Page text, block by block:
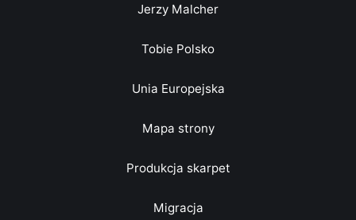
Jerzy Malcher
Tobie Polsko
Unia Europejska
Mapa strony
Produkcja skarpet
Migracja